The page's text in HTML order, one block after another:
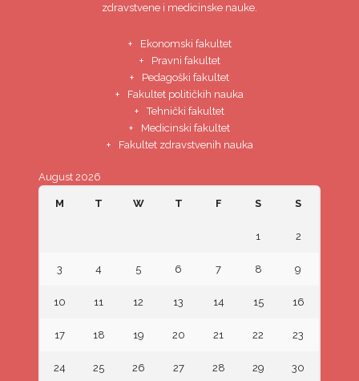
zdravstvene i medicinske nauke.
Ekonomski fakultet
Pravni fakultet
Pedagoški fakultet
Fakultet političkih nauka
Tehnički fakultet
Medicinski fakultet
Fakultet zdravstvenih nauka
August 2026
M T W T F S S
1 2
3 4 5 6 7 8 9
10 11 12 13 14 15 16
17 18 19 20 21 22 23
24 25 26 27 28 29 30